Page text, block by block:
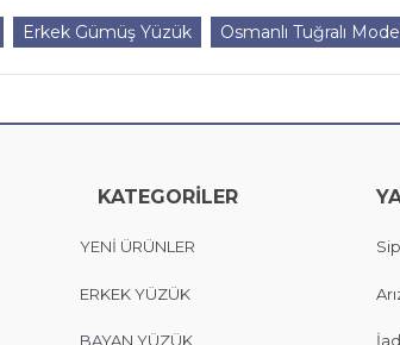
Erkek Gümüş Yüzük Osmanlı Tuğralı
KATEGORİLER
YENİ ÜRÜNLER
ERKEK YÜZÜK
BAYAN YÜZÜK